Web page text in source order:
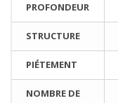
PROFONDEUR
STRUCTURE
PIÉTEMENT
NOMBRE DE